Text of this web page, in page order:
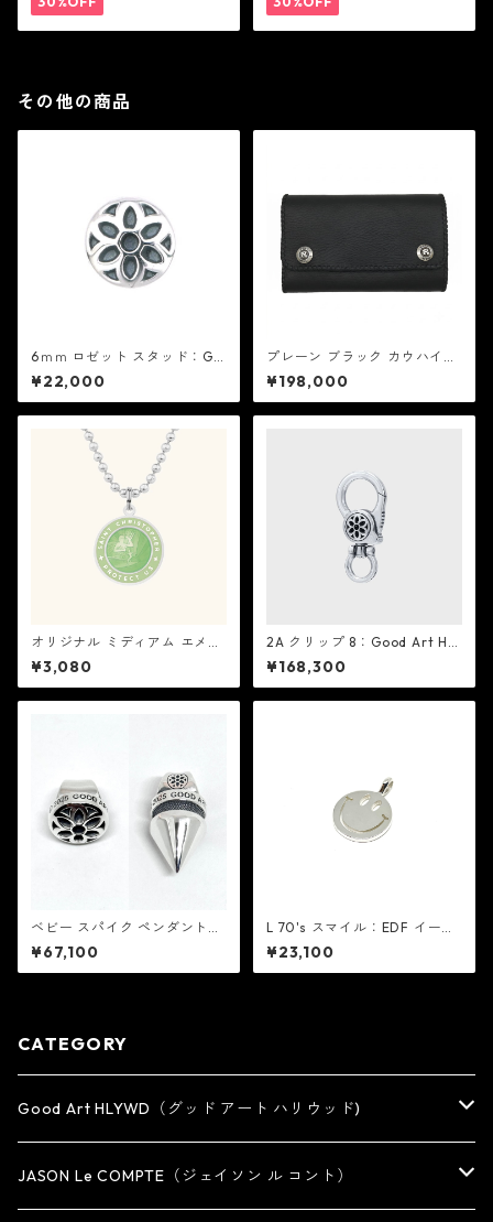
その他の商品
6ｍｍ ロゼット スタッド：Go
od Art HLYWD グッド アート
ハリウッド
¥22,000
プレーン ブラック カウハイ
ド：REID MFG リード エムエ
フジー
¥198,000
オリジナル ミディアム エメラ
ルド / カクタス セントクリス
トファー ネックレス：GET BA
CK NECKLACES ゲット バック
¥3,080
2A クリップ 8：Good Art HL
YWD グッド アート ハリウッ
ド
¥168,300
ベビー スパイク ペンダント：
Good Art HLYWD グッド ア
ート ハリウッド
¥67,100
L 70's スマイル：EDF イーデ
ィーエフ
¥23,100
CATEGORY
Good Art HLYWD（グッド アート ハリウッド)
RING
JASON Le COMPTE（ジェイソン ル コント）